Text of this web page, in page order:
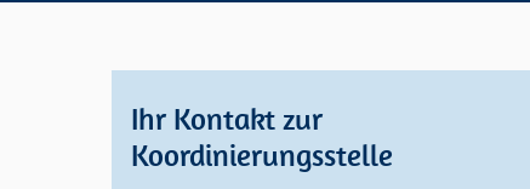
Ihr Kontakt zur
Koordinierungsstelle